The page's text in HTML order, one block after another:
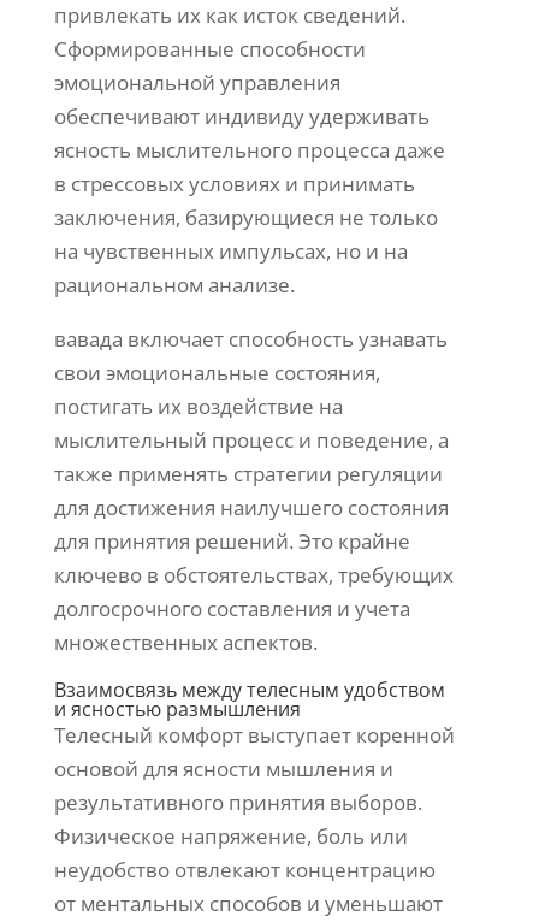
привлекать их как исток сведений.
Сформированные способности
эмоциональной управления
обеспечивают индивиду удерживать
ясность мыслительного процесса даже
в стрессовых условиях и принимать
заключения, базирующиеся не только
на чувственных импульсах, но и на
рациональном анализе.
вавада включает способность узнавать
свои эмоциональные состояния,
постигать их воздействие на
мыслительный процесс и поведение, а
также применять стратегии регуляции
для достижения наилучшего состояния
для принятия решений. Это крайне
ключево в обстоятельствах, требующих
долгосрочного составления и учета
множественных аспектов.
Взаимосвязь между телесным удобством
и ясностью размышления
Телесный комфорт выступает коренной
основой для ясности мышления и
результативного принятия выборов.
Физическое напряжение, боль или
неудобство отвлекают концентрацию
от ментальных способов и уменьшают